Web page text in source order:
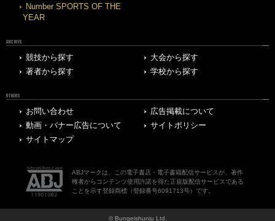
Number SPORTS OF THE
YEAR
ARCHIVE
競技から探す
大会から探す
著者から探す
学校から探す
OTHERS
お問い合わせ
広告掲載について
動画・バナー広告について
サイトポリシー
サイトマップ
ABJマークは、この電子書店・電子書籍配信サービスが、著作
権者からコンテンツ使用許諾を得た正規版配信サービスである
ことを示す登録商標（登録番号6091713号）です。
© Bungeishunju Ltd.